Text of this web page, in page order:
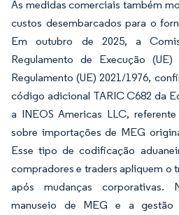
As medidas comerciais também
custos desembarcados para o
Em outubro de 2025, a
Regulamento de Execução
Regulamento (UE) 2021/1976,
código adicional TARIC C682 da
a INEOS Americas LLC,
sobre importações de MEG
Esse tipo de codificação
compradores e traders apliquem o
após mudanças corporativas.
manuseio de MEG e a gestão